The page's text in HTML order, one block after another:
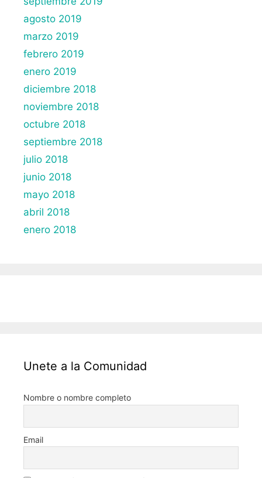
agosto 2019
marzo 2019
febrero 2019
enero 2019
diciembre 2018
noviembre 2018
octubre 2018
septiembre 2018
julio 2018
junio 2018
mayo 2018
abril 2018
enero 2018
Unete a la Comunidad
Nombre o nombre completo
Email